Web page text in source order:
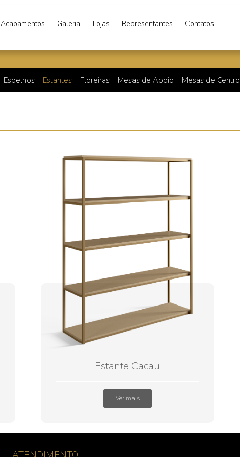
Acabamentos Galeria Lojas Representantes Contatos
Espelhos Estantes Floreiras Mesas de Apoio Mesas de Centro
Estante Cacau
Ver mais